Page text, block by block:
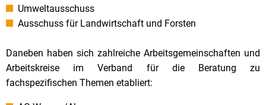
Umweltausschuss
Ausschuss für Landwirtschaft und Forsten
Daneben haben sich zahlreiche Arbeitsgemeinschaften und
Arbeitskreise im Verband für die Beratung zu
fachspezifischen Themen etabliert: